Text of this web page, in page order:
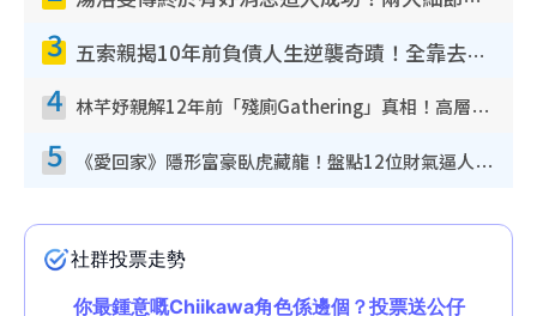
3 五索親揭10年前負債人生逆襲奇蹟！全靠去一地方轉運後即遇上馬先生
4 林芊妤親解12年前「殘廁Gathering」真相！高層解約一句話重創尊嚴至今拒返TVB
5 《愛回家》隱形富豪臥虎藏龍！盤點12位財氣逼人的有錢藝人：呢位靚女3億身家唔憂做